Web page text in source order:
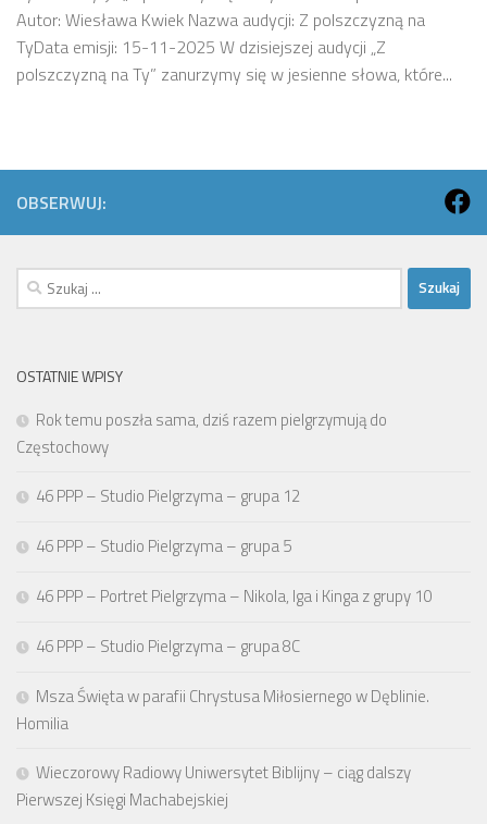
Autor: Wiesława Kwiek Nazwa audycji: Z polszczyzną na
TyData emisji: 15-11-2025 W dzisiejszej audycji „Z
polszczyzną na Ty” zanurzymy się w jesienne słowa, które...
OBSERWUJ:
Szukaj:
OSTATNIE WPISY
Rok temu poszła sama, dziś razem pielgrzymują do
Częstochowy
46 PPP – Studio Pielgrzyma – grupa 12
46 PPP – Studio Pielgrzyma – grupa 5
46 PPP – Portret Pielgrzyma – Nikola, Iga i Kinga z grupy 10
46 PPP – Studio Pielgrzyma – grupa 8C
Msza Święta w parafii Chrystusa Miłosiernego w Dęblinie.
Homilia
Wieczorowy Radiowy Uniwersytet Biblijny – ciąg dalszy
Pierwszej Księgi Machabejskiej